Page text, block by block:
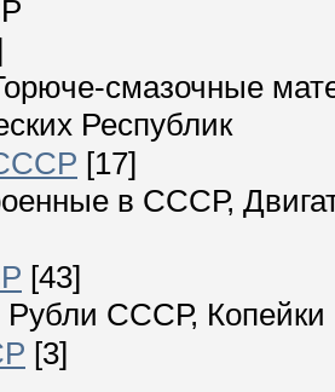
смазочные
Республик
[17]
в СССР,
[43]
СССР,
[3]